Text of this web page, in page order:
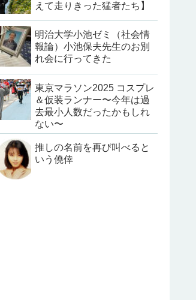
えて走りきった猛者たち】
明治大学小池ゼミ（社会情
報論）小池保夫先生のお別
れ会に行ってきた
東京マラソン2025 コスプレ
＆仮装ランナー〜今年は過
去最小人数だったかもしれ
ない〜
推しの名前を再び叫べると
いう僥倖